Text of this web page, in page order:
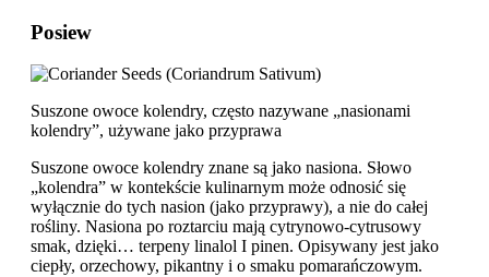
Posiew
Suszone owoce kolendry, często nazywane „nasionami
kolendry”, używane jako przyprawa
Suszone owoce kolendry znane są jako nasiona. Słowo
„kolendra” w kontekście kulinarnym może odnosić się
wyłącznie do tych nasion (jako przyprawy), a nie do całej
rośliny. Nasiona po roztarciu mają cytrynowo-cytrusowy
smak, dzięki… terpeny linalol I pinen. Opisywany jest jako
ciepły, orzechowy, pikantny i o smaku pomarańczowym.